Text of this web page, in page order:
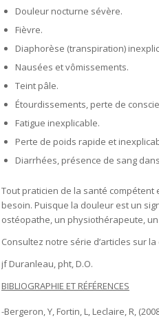
Douleur nocturne sévère.
Fièvre.
Diaphorèse (transpiration)
Nausées et vômissements.
Teint pâle.
Étourdissements, perte de
Fatigue inexplicable.
Perte de poids rapide et
Diarrhées, présence de sang
Tout praticien de la santé
besoin. Puisque la douleur est un
ostéopathe, un physiothérapeute,
Consultez notre série d’articles sur
jf Duranleau, pht, D.O.
BIBLIOGRAPHIE ET RÉFÉRENCES
-Bergeron, Y, Fortin, L, Leclaire, R,